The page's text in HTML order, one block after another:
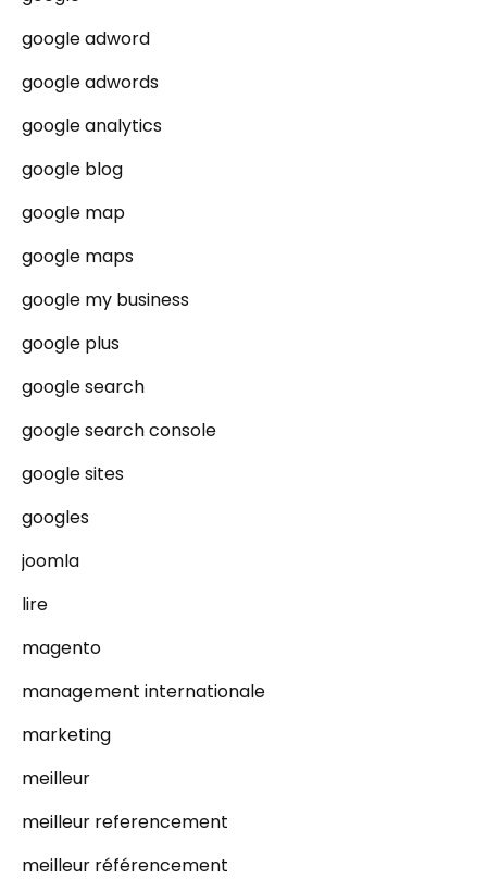
google adword
google adwords
google analytics
google blog
google map
google maps
google my business
google plus
google search
google search console
google sites
googles
joomla
lire
magento
management internationale
marketing
meilleur
meilleur referencement
meilleur référencement